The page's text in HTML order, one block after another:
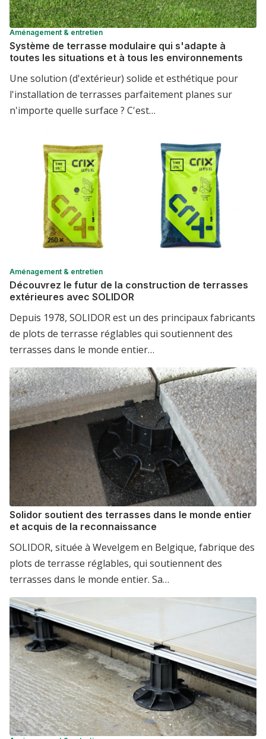
Aménagement & entretien
Système de terrasse modulaire qui s'adapte à
toutes les situations et à tous les environnements
Une solution (d'extérieur) solide et esthétique pour
l'installation de terrasses parfaitement planes sur
n'importe quelle surface ? C'est…
Aménagement & entretien
Découvrez le futur de la construction de terrasses
extérieures avec SOLIDOR
Depuis 1978, SOLIDOR est un des principaux fabricants
de plots de terrasse réglables qui soutiennent des
terrasses dans le monde entier…
Solidor soutient des terrasses dans le monde entier
et acquis de la reconnaissance
SOLIDOR, située à Wevelgem en Belgique, fabrique des
plots de terrasse réglables, qui soutiennent des
terrasses dans le monde entier. Sa…